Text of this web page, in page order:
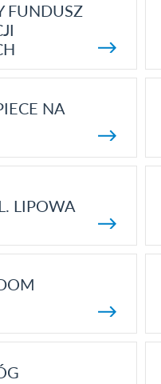
FUNDUSZ
NA
LIPOWA